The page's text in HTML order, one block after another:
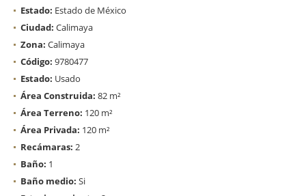
Estado: Estado de México
Ciudad: Calimaya
Zona: Calimaya
Código: 9780477
Estado: Usado
Área Construida: 82 m²
Área Terreno: 120 m²
Área Privada: 120 m²
Recámaras: 2
Baño: 1
Baño medio: Si